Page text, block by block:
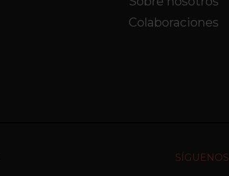
Colaboraciones
SÍGUENOS